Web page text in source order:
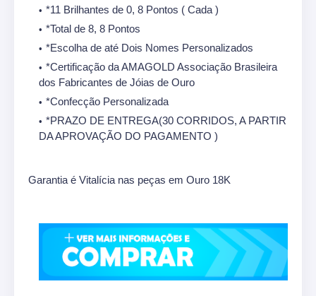
*11 Brilhantes de 0, 8 Pontos ( Cada )
*Total de 8, 8 Pontos
*Escolha de até Dois Nomes Personalizados
*Certificação da AMAGOLD Associação Brasileira
dos Fabricantes de Jóias de Ouro
*Confecção Personalizada
*PRAZO DE ENTREGA(30 CORRIDOS, A PARTIR
DA APROVAÇÃO DO PAGAMENTO )
Garantia é Vitalícia nas peças em Ouro 18K